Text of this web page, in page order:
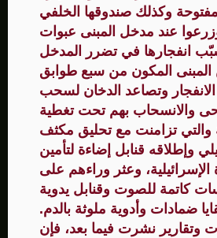
مفتوحة وكذلك صندوقها الخلفي
عند مدخل المبنى عبوات
انفجارها في تضرر المدخل
المكون من سبع طوابق
وتصاعد الدخان لسحب
والانسحاب بهم تحت تغطية
والتي تزامنت مع تحليق مكثف
وإطلاقه قنابل إضاءة لتأمين
الإسرائيلية، وعثر وراءهم على
كاتمة للصوت وقنابل يدوية
ضمادات وأدوية ملوثة بالدم.
وتقارير نشرت فيما بعد، فإن